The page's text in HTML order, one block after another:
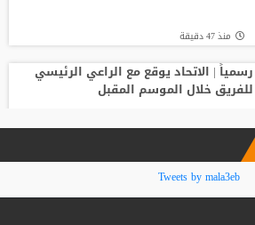
منذ 47 دقيقة
رسمياً | الاتحاد يوقع مع الراعي الرئيسي
للفريق خلال الموسم المقبل
مفاجأة.. الأهلي المصري يرفض صفقة
بيراميدز
Tweets by mala3eb